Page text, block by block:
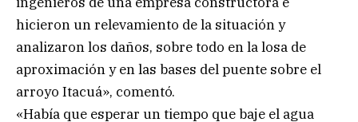
hicieron un relevamiento de la situación y
analizaron los daños, sobre todo en la losa de
aproximación y en las bases del puente sobre el
arroyo Itacuá», comentó.
«Había que esperar un tiempo que baje el agua